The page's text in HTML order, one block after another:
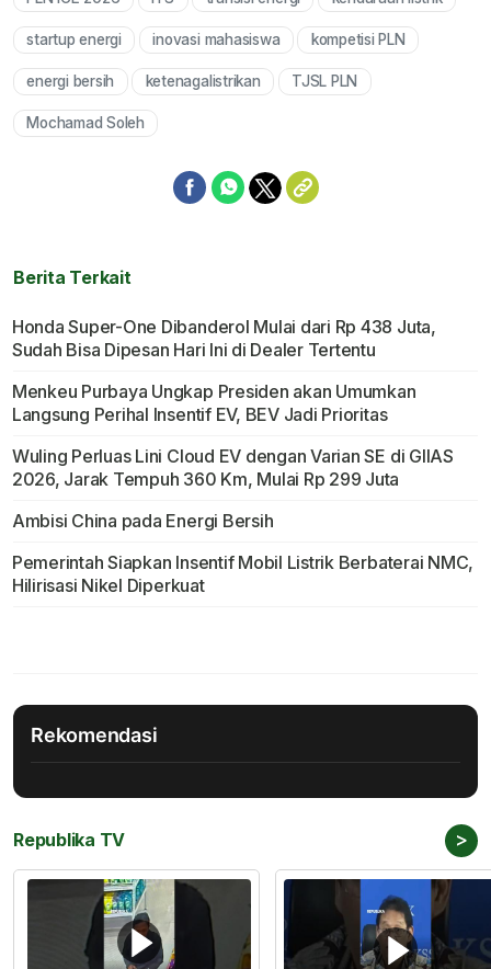
Mute
startup energi inovasi mahasiswa kompetisi PLN
energi bersih ketenagalistrikan TJSL PLN
Mochamad Soleh
Berita Terkait
Honda Super-One Dibanderol Mulai dari Rp 438 Juta,
Sudah Bisa Dipesan Hari Ini di Dealer Tertentu
Menkeu Purbaya Ungkap Presiden akan Umumkan
Langsung Perihal Insentif EV, BEV Jadi Prioritas
Wuling Perluas Lini Cloud EV dengan Varian SE di GIIAS
2026, Jarak Tempuh 360 Km, Mulai Rp 299 Juta
Ambisi China pada Energi Bersih
Pemerintah Siapkan Insentif Mobil Listrik Berbaterai NMC,
Hilirisasi Nikel Diperkuat
Rekomendasi
Republika TV >